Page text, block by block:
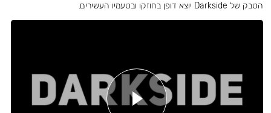
הטבק של Darkside יוצא דופן בחוזקו ובטעמיו העשירים.